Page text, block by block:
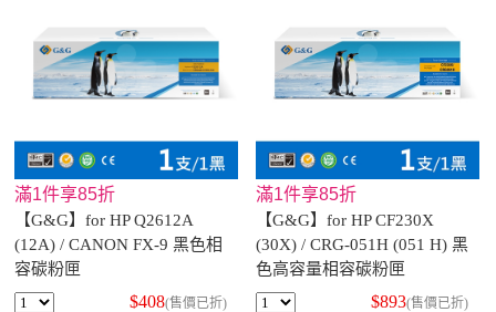
滿1件享85折
【G&G】for HP Q2612A
(12A) / CANON FX-9 黑色相
容碳粉匣
$408(售價已折)
滿1件享85折
【G&G】for HP CF230X
(30X) / CRG-051H (051 H) 黑
色高容量相容碳粉匣
$893(售價已折)